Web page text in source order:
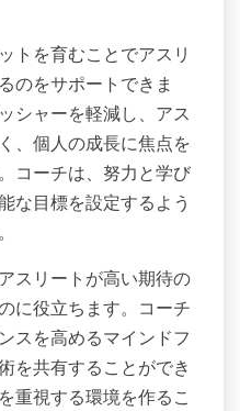
トを育むことでアスリ
のをサポートできま
シャーを軽減し、アス
、個人の成長に焦点を
コーチは、努力と学び
な目標を設定するよう
スリートが高い期待の
に役立ちます。コーチ
スを高めるマインドフ
を共有することができ
重視する環境を作るこ